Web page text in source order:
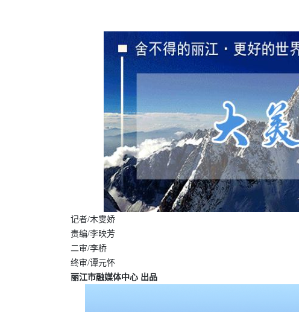
记者/木雯娇
责编/李映芳
二审/李桥
终审/谭元怀
丽江市融媒体中心 出品